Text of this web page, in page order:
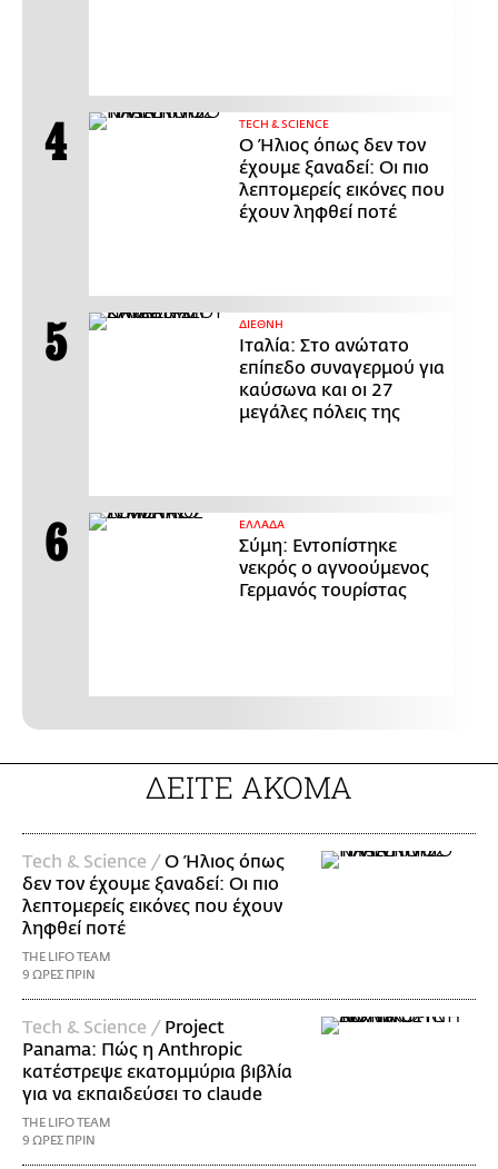
ΤECH & SCIENCE
Ο Ήλιος όπως δεν τον
έχουμε ξαναδεί: Οι πιο
λεπτομερείς εικόνες που
έχουν ληφθεί ποτέ
ΔΙΕΘΝΗ
Ιταλία: Στο ανώτατο
επίπεδο συναγερμού για
καύσωνα και οι 27
μεγάλες πόλεις της
ΕΛΛΑΔΑ
Σύμη: Εντοπίστηκε
νεκρός ο αγνοούμενος
Γερμανός τουρίστας
ΔΕΙΤΕ ΑΚΟΜΑ
Τech & Science /Ο Ήλιος όπως
δεν τον έχουμε ξαναδεί: Οι πιο
λεπτομερείς εικόνες που έχουν
ληφθεί ποτέ
THE LIFO TEAM
9 ΩΡΕΣ ΠΡΙΝ
Τech & Science / Project
Panama: Πώς η Anthropic
κατέστρεψε εκατομμύρια βιβλία
για να εκπαιδεύσει το claude
THE LIFO TEAM
9 ΩΡΕΣ ΠΡΙΝ